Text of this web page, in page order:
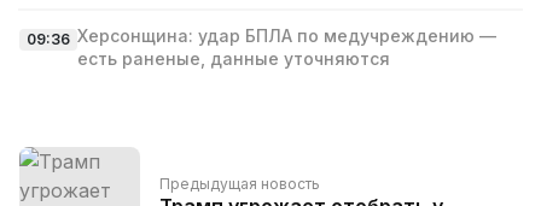
09:36 Херсонщина: удар БПЛА по медучреждению —
есть раненые, данные уточняются
Предыдущая новость